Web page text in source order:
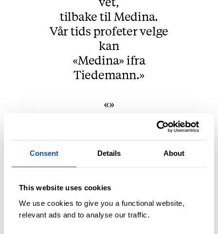
Consent Details About
This website uses cookies
We use cookies to give you a functional website,
relevant ads and to analyse our traffic.
tilbake til Medina.
Vår tids profeter velge
kan
«Medina» ifra
Tiedemann.